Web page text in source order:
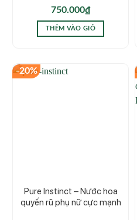
750.000₫
THÊM VÀO GIỎ
-20%
Pure Instinct – Nước hoa
quyến rũ phụ nữ cực mạnh